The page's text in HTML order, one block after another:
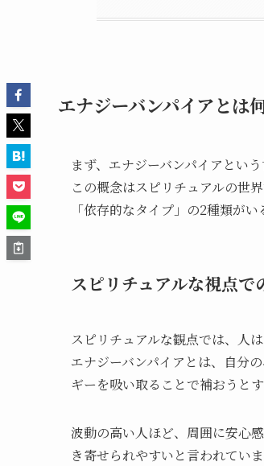
エナジーバンパイアとは
まず、エナジーバンパイアとい
この概念はスピリチュアルの世
「依存的なタイプ」の2種類がい
スピリチュアルな視点
スピリチュアルな観点では、人
エナジーバンパイアとは、自分
ギーを吸い取ることで補おうとす
波動の高い人ほど、周囲に安心
き寄せられやすいと言われていま